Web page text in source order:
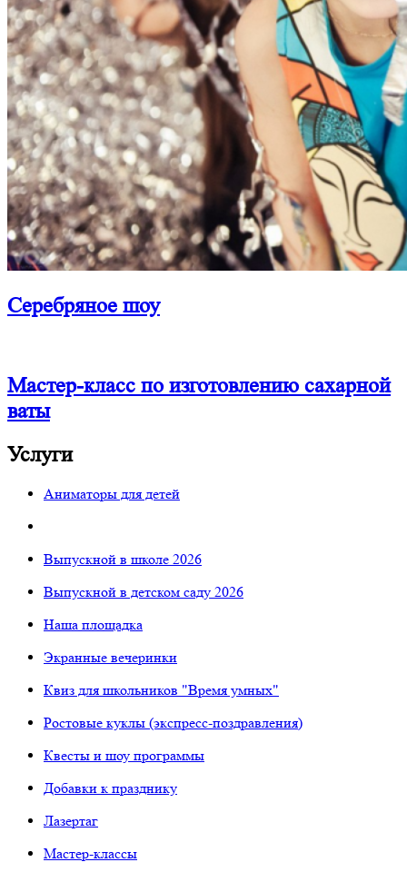
Серебряное шоу
Мастер-класс по изготовлению сахарной
ваты
Услуги
Аниматоры для детей
Выпускной в школе 2026
Выпускной в детском саду 2026
Наша площадка
Экранные вечеринки
Квиз для школьников "Время умных"
Ростовые куклы (экспресс-поздравления)
Квесты и шоу программы
Добавки к празднику
Лазертаг
Мастер-классы